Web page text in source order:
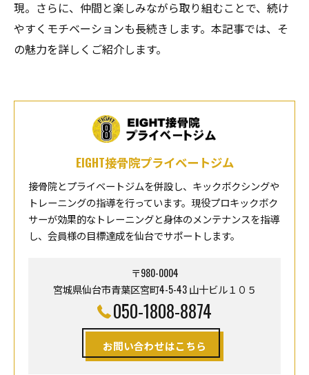
現。さらに、仲間と楽しみながら取り組むことで、続け
やすくモチベーションも長続きします。本記事では、そ
の魅力を詳しくご紹介します。
EIGHT接骨院プライベートジム
接骨院とプライベートジムを併設し、キックボクシングや
トレーニングの指導を行っています。現役プロキックボク
サーが効果的なトレーニングと身体のメンテナンスを指導
し、会員様の目標達成を仙台でサポートします。
〒980-0004
宮城県仙台市青葉区宮町4-5-43 山十ビル１０５
050-1808-8874
お問い合わせはこちら